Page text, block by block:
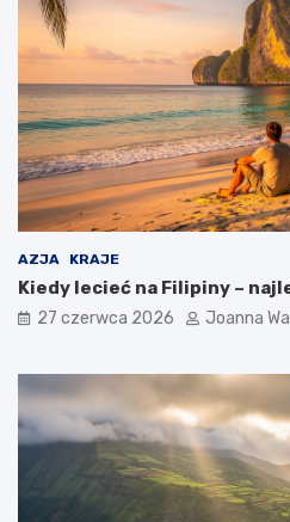
AZJA KRAJE
Kiedy lecieć na Filipiny –
27 czerwca 2026 Joanna